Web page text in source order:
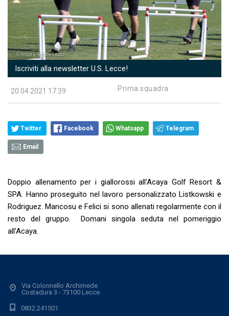
Iscriviti alla newsletter U.S. Lecce!
20.04.2021 17:39 Prima squadra
Twitter Facebook Whatsapp Telegram
Email
Doppio allenamento per i giallorossi all'Acaya Golf Resort &
SPA. Hanno proseguito nel lavoro personalizzato Listkowski e
Rodriguez. Mancosu e Felici si sono allenati regolarmente con il
resto del gruppo. Domani singola seduta nel pomeriggio
all'Acaya.
Via Colonnello Archimede
Costadura 3 - 73100 Lecce
0832.241501